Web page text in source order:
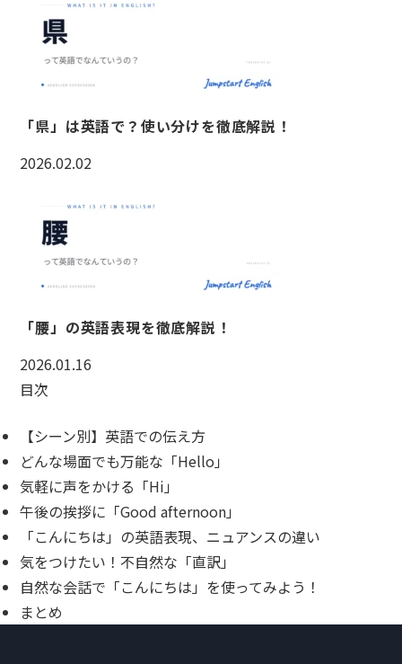
「県」は英語で？使い分けを徹底解説！
2026.02.02
「腰」の英語表現を徹底解説！
2026.01.16
目次
【シーン別】英語での伝え方
どんな場面でも万能な「Hello」
気軽に声をかける「Hi」
午後の挨拶に「Good afternoon」
「こんにちは」の英語表現、ニュアンスの違い
気をつけたい！不自然な「直訳」
自然な会話で「こんにちは」を使ってみよう！
まとめ